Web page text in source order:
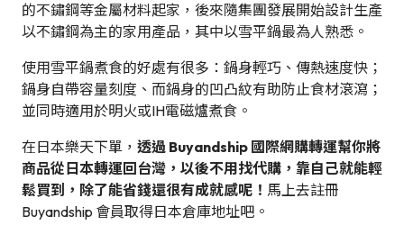
的不鏽鋼等金屬材料起家，後來隨集團發展開始設計生產
以不鏽鋼為主的家用產品，其中以雪平鍋最為人熟悉。
使用雪平鍋煮食的好處有很多：鍋身輕巧、傳熱速度快；
鍋身自帶容量刻度、而鍋身的凹凸紋有助防止食材滾瀉；
並同時適用於明火或IH電磁爐煮食。
在日本樂天下單， 透過 Buyandship 國際網購轉運幫你將
商品從日本轉運回台灣，以後不用找代購，靠自己就能輕
鬆買到，除了能省錢還很有成就感呢！ 馬上去註冊
Buyandship 會員取得日本倉庫地址吧。